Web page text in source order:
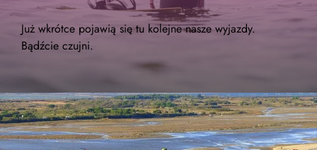
Już wkrótce pojawią się tu kolejne nasze wyjazdy.
Bądźcie czujni.